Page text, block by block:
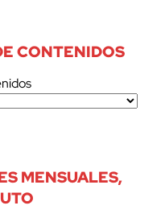
CONTENIDOS
MENSUALES,